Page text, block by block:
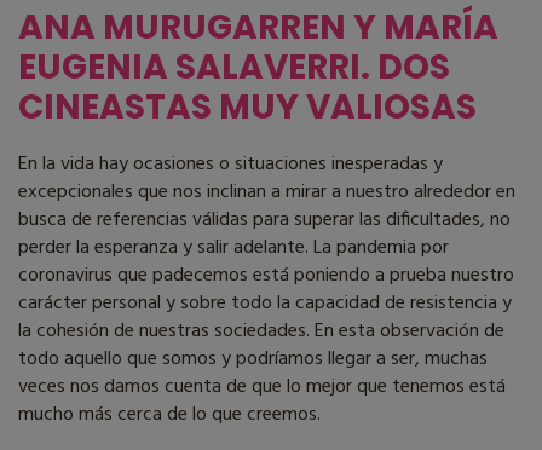
ANA MURUGARREN
ANA MURUGARREN Y MARÍA
EUGENIA SALAVERRI. DOS
CINEASTAS MUY VALIOSAS
En la vida hay ocasiones o situaciones inesperadas y
excepcionales que nos inclinan a mirar a nuestro alrededor en
busca de referencias válidas para superar las dificultades, no
perder la esperanza y salir adelante. La pandemia por
coronavirus que padecemos está poniendo a prueba nuestro
carácter personal y sobre todo la capacidad de resistencia y
la cohesión de nuestras sociedades. En esta observación de
todo aquello que somos y podríamos llegar a ser, muchas
veces nos damos cuenta de que lo mejor que tenemos está
mucho más cerca de lo que creemos.